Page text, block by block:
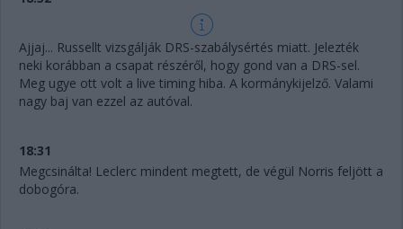
Ajjaj... Russellt vizsgálják DRS-szabálysértés miatt. Jelezték
neki korábban a csapat részéről, hogy gond van a DRS-sel.
Meg ugye ott volt a live timing hiba. A kormánykijelző. Valami
nagy baj van ezzel az autóval.
18:31
Megcsinálta! Leclerc mindent megtett, de végül Norris feljött a
dobogóra.